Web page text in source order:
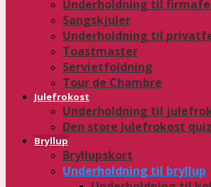
Underholdning til
Sangskjuler
Underholdning til
Toastmaster
Servietfoldning
Tour de Chambre
Julefrokost
Underholdning til
Den store Julefrokost quiz
Bryllup
Bryllupskort
Underholdning til bryllup